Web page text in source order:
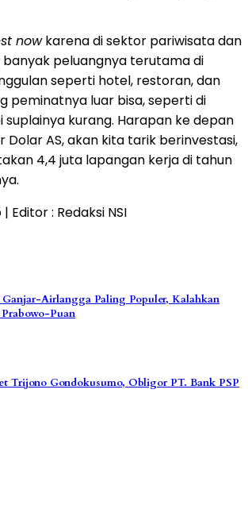
nowkarena di sektor pariwisata dan
peluangnya terutama di
seperti hotel, restoran, dan
peminatnya luar bisa, seperti di
suplainya kurang. Harapan ke depan
Dolar AS, akan kita tarik berinvestasi,
4,4 juta lapangan kerja di tahun
Editor : Redaksi NSI
Airlangga Paling Populer, Kalahkan
Puan
Trijono Gondokusumo, Obligor PT. Bank PSP